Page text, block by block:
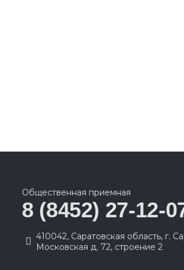
Общественная приемная
8 (8452) 27-12-
410042, Саратовская область, г.
Московская д. 72, строение 2